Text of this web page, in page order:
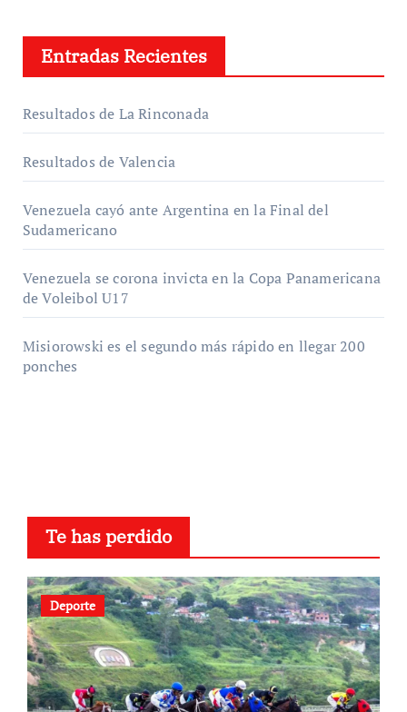
Entradas Recientes
Resultados de La Rinconada
Resultados de Valencia
Venezuela cayó ante Argentina en la Final del
Sudamericano
Venezuela se corona invicta en la Copa Panamericana
de Voleibol U17
Misiorowski es el segundo más rápido en llegar 200
ponches
Te has perdido
Deporte